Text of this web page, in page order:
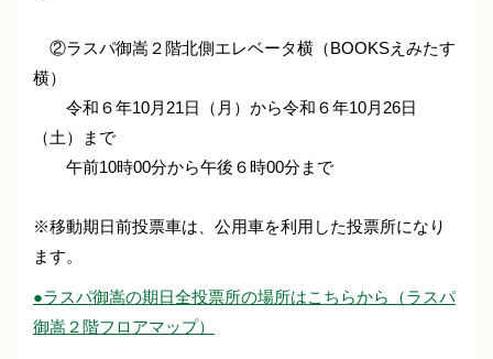
②ラスパ御嵩２階北側エレベータ横（BOOKSえみたす
横）
令和６年10月21日（月）から令和６年10月26日
（土）まで
午前10時00分から午後６時00分まで
※移動期日前投票車は、公用車を利用した投票所になり
ます。
●ラスパ御嵩の期日全投票所の場所はこちらから（ラスパ
御嵩２階フロアマップ）